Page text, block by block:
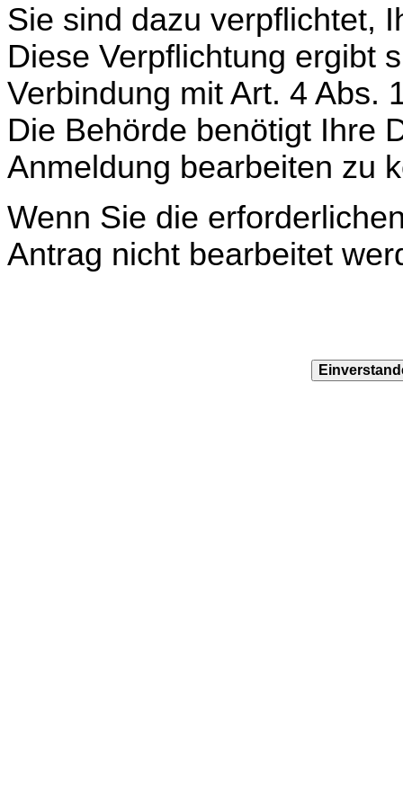
Sie sind dazu verpflichtet,
Diese Verpflichtung ergibt
Verbindung mit Art. 4 Abs.
Die Behörde benötigt Ihre
Anmeldung bearbeiten zu
Wenn Sie die
Antrag nicht bearbeitet